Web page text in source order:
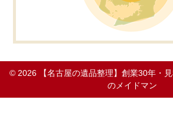
© 2026
【名古屋の遺品整理】創業30年・
のメイドマン